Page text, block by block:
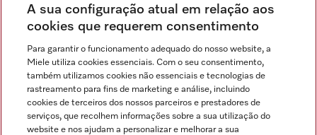
Miele no Instagram
Miele no Facebook
Miele no Youtube
A sua configuração atual em relação aos
cookies que requerem consentimento
Para garantir o funcionamento adequado do nosso website, a
Miele utiliza cookies essenciais. Com o seu consentimento,
também utilizamos cookies não essenciais e tecnologias de
rastreamento para fins de marketing e análise, incluindo
cookies de terceiros dos nossos parceiros e prestadores de
serviços, que recolhem informações sobre a sua utilização do
website e nos ajudam a personalizar e melhorar a sua